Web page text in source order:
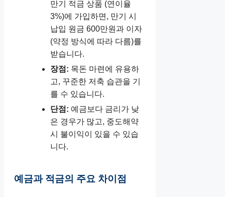
만기 적금 상품 (연이율
3%)에 가입하면, 만기 시
납입 원금 600만원과 이자
(약정 방식에 따라 다름)를
받습니다.
장점: 목돈 마련에 유용하
고, 꾸준한 저축 습관을 기
를 수 있습니다.
단점: 예금보다 금리가 낮
은 경우가 많고, 중도해약
시 불이익이 있을 수 있습
니다.
예금과 적금의 주요 차이점